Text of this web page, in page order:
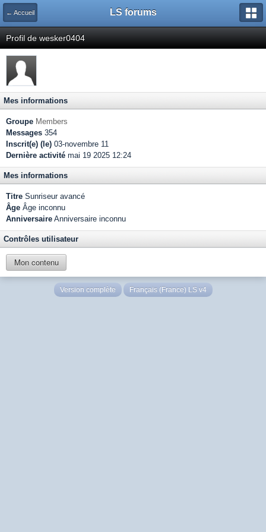
← Accueil LS forums
Profil de wesker0404
Mes informations
Groupe Members
Messages 354
Inscrit(e) (le) 03-novembre 11
Dernière activité mai 19 2025 12:24
Mes informations
Titre Sunriseur avancé
Âge Âge inconnu
Anniversaire Anniversaire inconnu
Contrôles utilisateur
Mon contenu
Version complète Français (France) LS v4